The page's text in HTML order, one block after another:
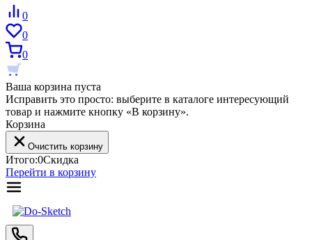
0
0
0
Ваша корзина пуста
Исправить это просто: выберите в каталоге интересующий
товар и нажмите кнопку «В корзину».
Корзина
Очистить корзину
Итого:0Скидка
Перейти в корзину